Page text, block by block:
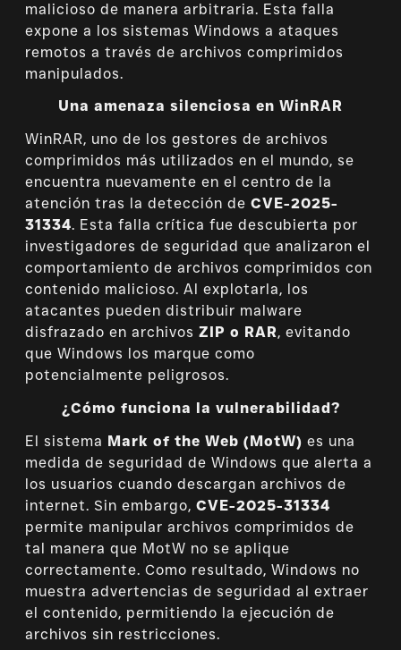
malicioso de manera arbitraria. Esta falla
expone a los sistemas Windows a ataques
remotos a través de archivos comprimidos
manipulados.
Una amenaza silenciosa en WinRAR
WinRAR, uno de los gestores de archivos
comprimidos más utilizados en el mundo, se
encuentra nuevamente en el centro de la
atención tras la detección deCVE-2025-
31334. Esta falla crítica fue descubierta por
investigadores de seguridad que analizaron el
comportamiento de archivos comprimidos con
contenido malicioso. Al explotarla, los
atacantes pueden distribuir malware
disfrazado en archivosZIP o RAR, evitando
que Windows los marque como
potencialmente peligrosos.
¿Cómo funciona la vulnerabilidad?
El sistema Mark of the Web (MotW) es una
medida de seguridad de Windows que alerta a
los usuarios cuando descargan archivos de
internet. Sin embargo,CVE-2025-31334
permite manipular archivos comprimidos de
tal manera que MotW no se aplique
correctamente. Como resultado, Windows no
muestra advertencias de seguridad al extraer
el contenido, permitiendo la ejecución de
archivos sin restricciones.